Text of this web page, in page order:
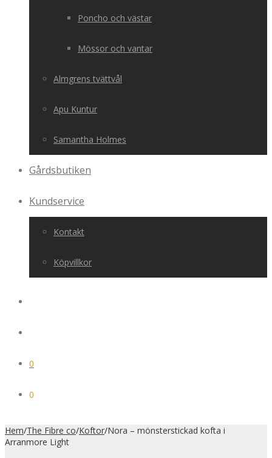
Poncho och västar
Mössor och vantar
Almgrens tvättvål
Apu Kuntur
Samantha Holmes
Gårdsbutiken
Kundservice
Kontakt
Köpvillkor
0
0
Hem/The Fibre co/Koftor/Nora – mönsterstickad kofta i
Arranmore Light